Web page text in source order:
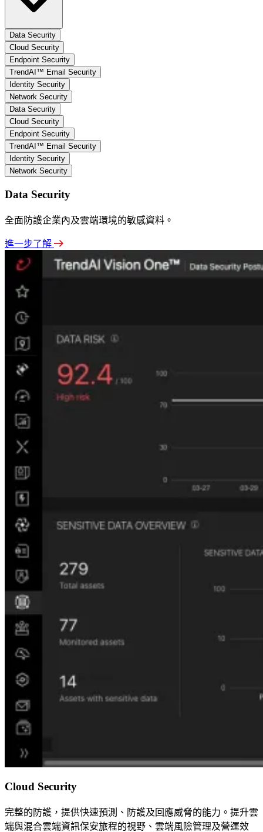
Data Security
Cloud Security
Endpoint Security
TrendAI™ Email Security
Identity Security
Network Security
Data Security
Cloud Security
Endpoint Security
TrendAI™ Email Security
Identity Security
Network Security
Data Security
全面防護企業內及雲端環境的敏感資料。
進一步了解
Cloud Security
完整的防護，提供快速預測、防護及回應威脅的能力。提升雲
端與混合雲端資訊保安旅程的視野、雲端風險管理及營運效